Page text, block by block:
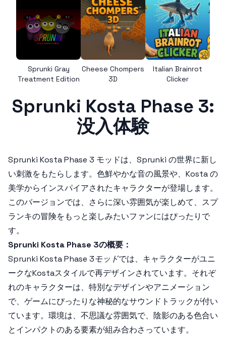
Sprunki Gray
Treatment Edition
Cheese Chompers
3D
Italian Brainrot
Clicker
Sprunki Kosta Phase 3:
没入体験
Sprunki Kosta Phase 3 モッドは、Sprunki の世界に新し
い刺激をもたらします。色鮮やかな音の風景や、Kosta の
美学からインスパイアされたキャラクターが登場します。
このバージョンでは、さらに深い雰囲気が楽しめて、スプ
ランキの冒険をもっと楽しみたいファンにはぴったりで
す。
Sprunki Kosta Phase 3の概要：
Sprunki Kosta Phase 3モッドでは、キャラクターがユニ
ークなKostaスタイルで再デザインされています。それぞ
れのキャラクターは、特別なデザインやアニメーション
で、ゲームにぴったりな神秘的なサウンドトラックが付い
ています。環境は、不思議な雰囲気で、陰影のある色合い
とインパクトのある要素が組み合わさっています。